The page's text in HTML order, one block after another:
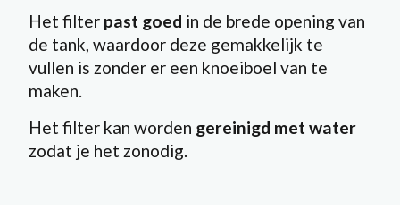
Het filter past goed in de brede opening van
de tank, waardoor deze gemakkelijk te
vullen is zonder er een knoeiboel van te
maken.
Het filter kan worden gereinigd met water
zodat je het zonodig.